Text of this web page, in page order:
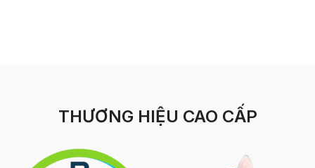
THƯƠNG HIỆU CAO CẤP